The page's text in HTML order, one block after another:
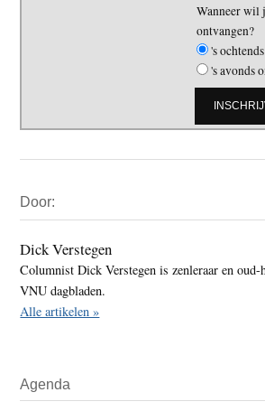
Wanneer wil
ontvangen?
's
's avonds
Sidebar
Door:
Dick Verstegen
Columnist Dick Verstegen is zenleraar en oud-
VNU dagbladen.
Alle artikelen »
Agenda